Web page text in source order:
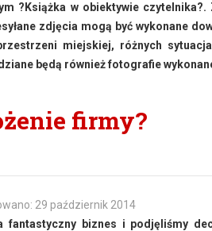
?Książka w obiektywie
zdjęcia mogą być wykonane
miejskiej, różnych
będą również fotografie
firmy?
29 październik 2014
fantastyczny biznes i podjęliśmy